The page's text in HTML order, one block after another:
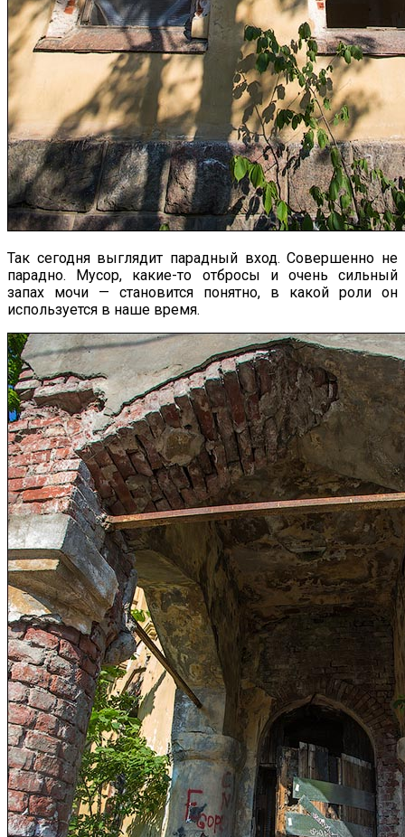
Так сегодня выглядит парадный вход. Совершенно не
парадно. Мусор, какие-то отбросы и очень сильный
запах мочи — становится понятно, в какой роли он
используется в наше время.